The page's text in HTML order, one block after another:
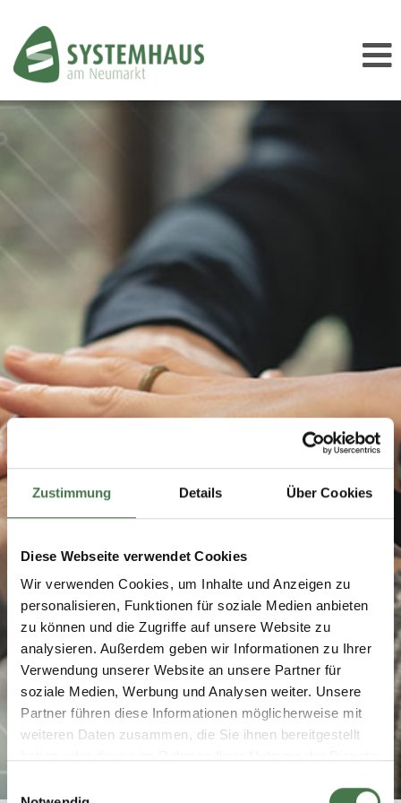
Zustimmung Details Über Cookies
Diese Webseite verwendet Cookies
Wir verwenden Cookies, um Inhalte und Anzeigen zu
personalisieren, Funktionen für soziale Medien anbieten
zu können und die Zugriffe auf unsere Website zu
analysieren. Außerdem geben wir Informationen zu Ihrer
Verwendung unserer Website an unsere Partner für
soziale Medien, Werbung und Analysen weiter. Unsere
Partner führen diese Informationen möglicherweise mit
weiteren Daten zusammen, die Sie ihnen bereitgestellt